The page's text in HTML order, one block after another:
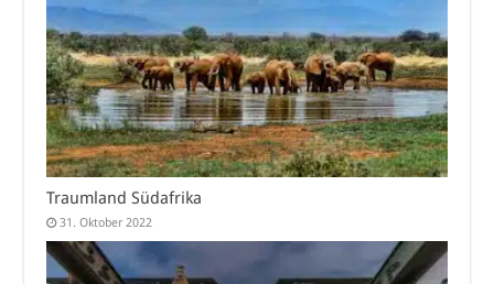
Traumland Südafrika
31. Oktober 2022